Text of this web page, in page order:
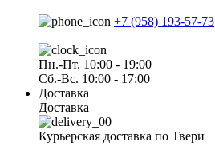
+7 (958) 193-57-73
Пн.-Пт. 10:00 - 19:00
Сб.-Вс. 10:00 - 17:00
Доставка
Доставка
Курьерская доставка по Твери